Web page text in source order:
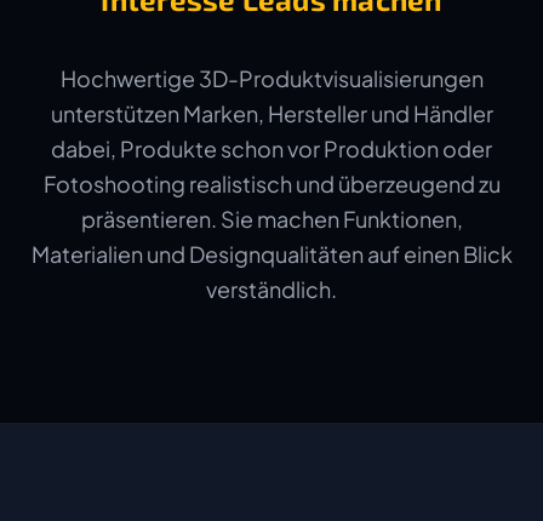
Hochwertige 3D-Produktvisualisierungen
unterstützen Marken, Hersteller und Händler
dabei, Produkte schon vor Produktion oder
Fotoshooting realistisch und überzeugend zu
präsentieren. Sie machen Funktionen,
Materialien und Designqualitäten auf einen Blick
verständlich.